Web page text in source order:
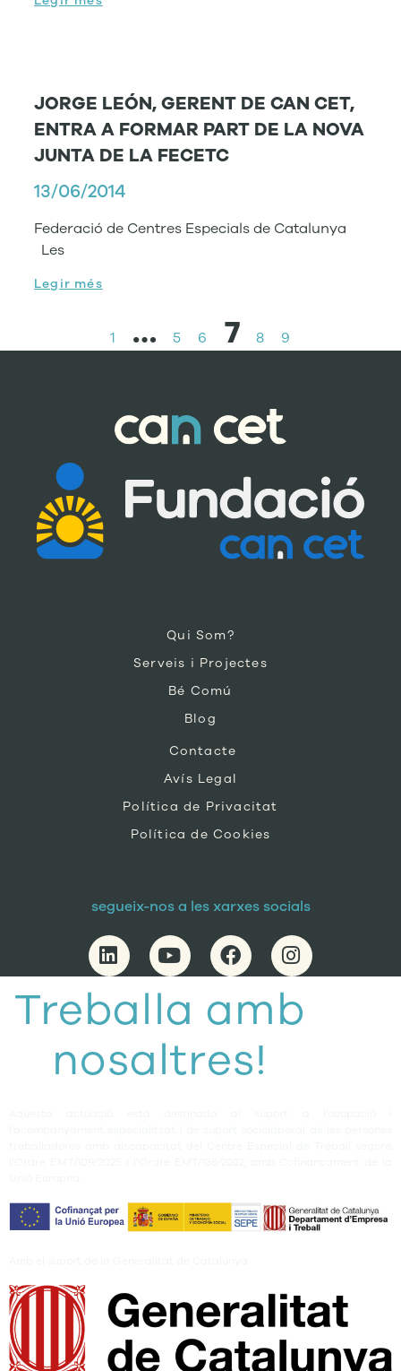
JORGE LEÓN, GERENT DE CAN CET,
ENTRA A FORMAR PART DE LA NOVA
JUNTA DE LA FECETC
13/06/2014
Federació de Centres Especials de Catalunya
Les
Legir més
1 … 5 6 7 8 9
Qui Som?
Serveis i Projectes
Bé Comú
Blog
Contacte
Avís Legal
Política de Privacitat
Política de Cookies
segueix-nos a les xarxes socials
Treballa amb
nosaltres!